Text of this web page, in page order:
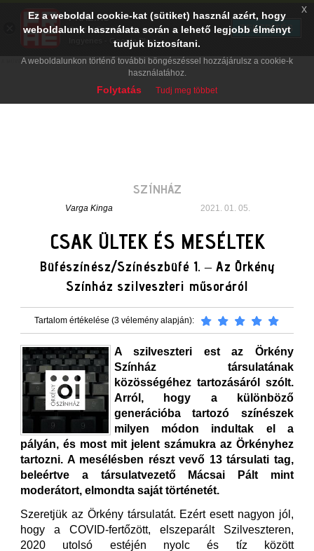
SZÍNHÁZ
Varga Kinga 2021. 01. 05.
CSAK ÜLTEK ÉS MESÉLTEK
Büfészínész/Színészbüfé 1. – Az Örkény
Színház szilveszteri műsoráról
Tartalom értékelése (3 vélemény alapján):
A szilveszteri est az Örkény
Színház társulatának
közösségéhez tartozásáról szólt.
Arról, hogy a különböző
generációba tartozó színészek
milyen módon indultak el a
pályán, és most mit jelent számukra az Örkényhez
tartozni. A mesélésben részt vevő 13 társulati tag,
beleértve a társulatvezető Mácsai Pált mint
moderátort, elmondta saját történetét.
Szeretjük az Örkény társulatát. Ezért esett nagyon jól,
hogy a COVID-fertőzött, elszeparált Szilveszteren,
2020 utolsó estéjén nyolc és tíz között
Ez a weboldal cookie-kat (sütiket) használ azért, hogy
weboldalunk használata során a lehető legjobb élményt
tudjuk biztosítani.
A weboldalunkon történő további böngészéssel hozzájárulsz a cookie-k
használatához.
Folytatás Tudj meg többet
x
PRAE.HU
Digital Evolution
Ingyenes - Google Play
TELEPÍTÉS